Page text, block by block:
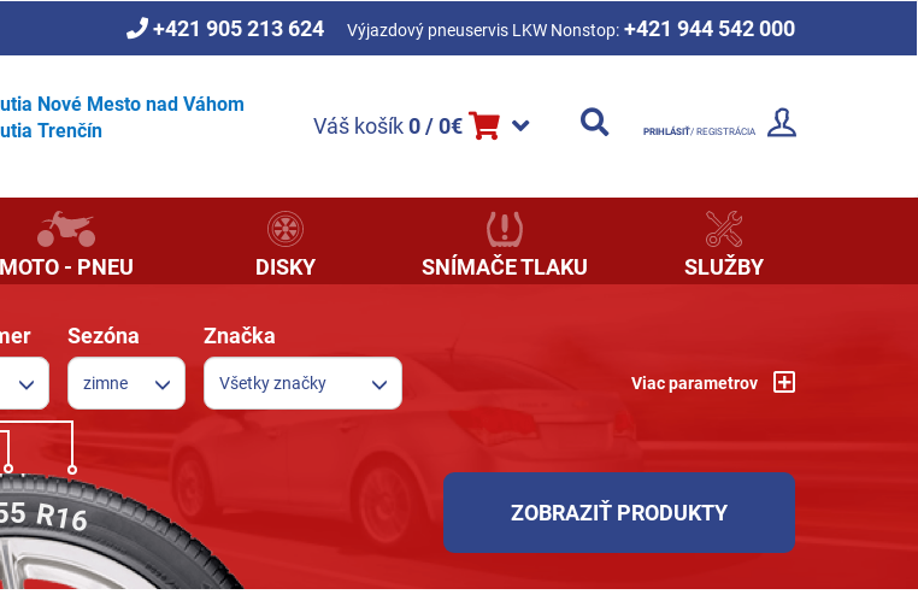
+421 905 213 624 Výjazdový pneuservis LKW Nonstop: +421 944 542 000
Nové Mesto nad Váhom
Trenčín
Váš košík0 / 0€ PRIHLÁSIŤ/ REGISTRÁCIA
MOTO - PNEU DISKY SNÍMAČE TLAKU SLUŽBY
Sezóna
zimne
Značka
Všetky značky Viac parametrov
R16 ZOBRAZIŤ PRODUKTY